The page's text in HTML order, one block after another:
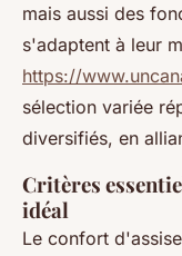
mais aussi des
s'adaptent à leur
https://
sélection variée
diversifiés, en
Critères
idéal
Le confort